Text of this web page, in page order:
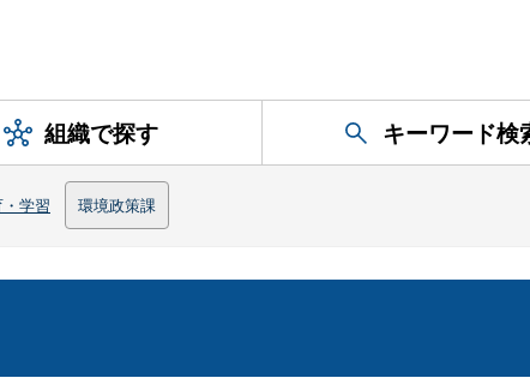
組織で探す キーワード検
学習 環境政策課